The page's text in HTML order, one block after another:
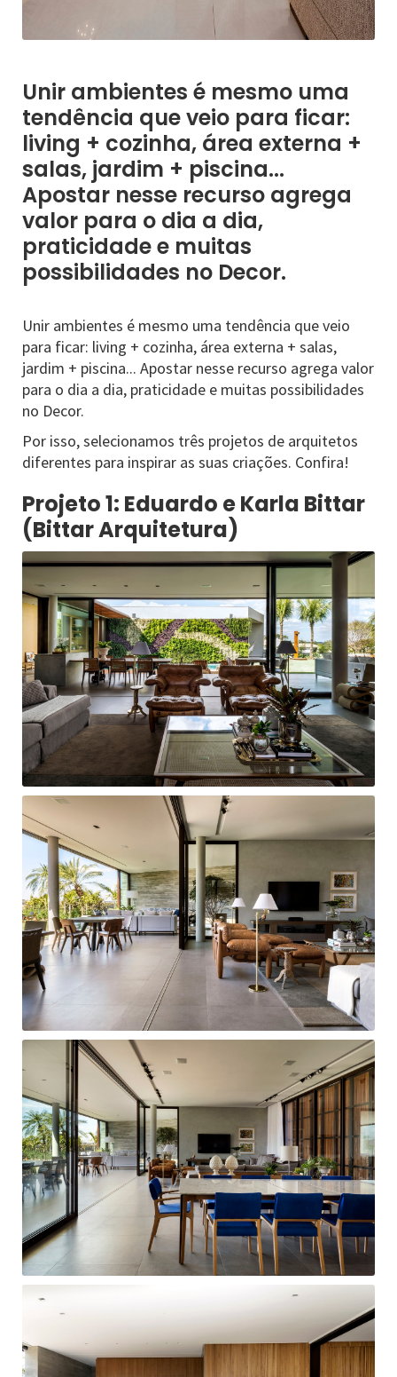
Unir ambientes é mesmo uma
tendência que veio para ficar:
living + cozinha, área externa +
salas, jardim + piscina...
Apostar nesse recurso agrega
valor para o dia a dia,
praticidade e muitas
possibilidades no Decor.
Unir ambientes é mesmo uma tendência que veio
para ficar: living + cozinha, área externa + salas,
jardim + piscina... Apostar nesse recurso agrega valor
para o dia a dia, praticidade e muitas possibilidades
no Decor.
Por isso, selecionamos três projetos de arquitetos
diferentes para inspirar as suas criações. Confira!
Projeto 1: Eduardo e Karla Bittar
(Bittar Arquitetura)